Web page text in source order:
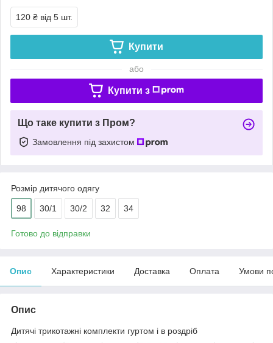
120 ₴ від 5 шт.
Купити
або
Купити з
Що таке купити з Пром?
Замовлення під захистом
Розмір дитячого одягу
98 30/1 30/2 32 34
Готово до відправки
Опис Характеристики Доставка Оплата Умови
Опис
Дитячі трикотажні комплекти гуртом і в роздріб